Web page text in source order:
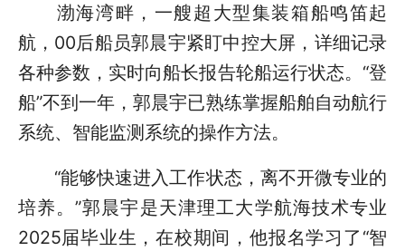
渤海湾畔，一艘超大型集装箱船鸣笛起
航，00后船员郭晨宇紧盯中控大屏，详细记录
各种参数，实时向船长报告轮船运行状态。“登
船”不到一年，郭晨宇已熟练掌握船舶自动航行
系统、智能监测系统的操作方法。
“能够快速进入工作状态，离不开微专业的
培养。”郭晨宇是天津理工大学航海技术专业
2025届毕业生，在校期间，他报名学习了“智